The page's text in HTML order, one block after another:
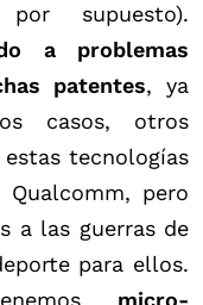
supuesto).
a problemas
patentes, ya
casos, otros
tecnologías
pero
a las guerras de
para ellos.
micro-